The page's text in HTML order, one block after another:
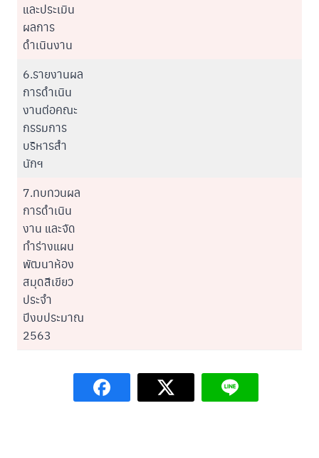
และประเมิน
ผลการ
ดำเนินงาน
6.รายงานผล
การดำเนิน
งานต่อคณะ
กรรมการ
บริหารสำ
นักฯ
7.ทบทวนผล
การดำเนิน
งาน และจัด
ทำร่างแผน
พัฒนาห้อง
สมุดสีเขียว
ประจำ
ปีงบประมาณ
2563